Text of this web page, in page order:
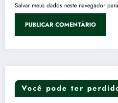
Salvar meus dados neste navegador
Você pode ter